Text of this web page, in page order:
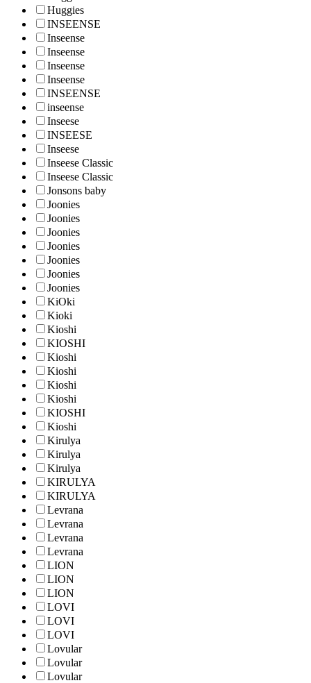
Huggies
INSEENSE
Inseense
Inseense
Inseense
Inseense
INSEENSE
inseense
Inseese
INSEESE
Inseese
Inseese Classic
Inseese Classic
Jonsons baby
Joonies
Joonies
Joonies
Joonies
Joonies
Joonies
Joonies
KiOki
Kioki
Kioshi
KIOSHI
Kioshi
Kioshi
Kioshi
Kioshi
KIOSHI
Kioshi
Kirulya
Kirulya
Kirulya
KIRULYA
KIRULYA
Levrana
Levrana
Levrana
Levrana
LION
LION
LION
LOVI
LOVI
LOVI
Lovular
Lovular
Lovular